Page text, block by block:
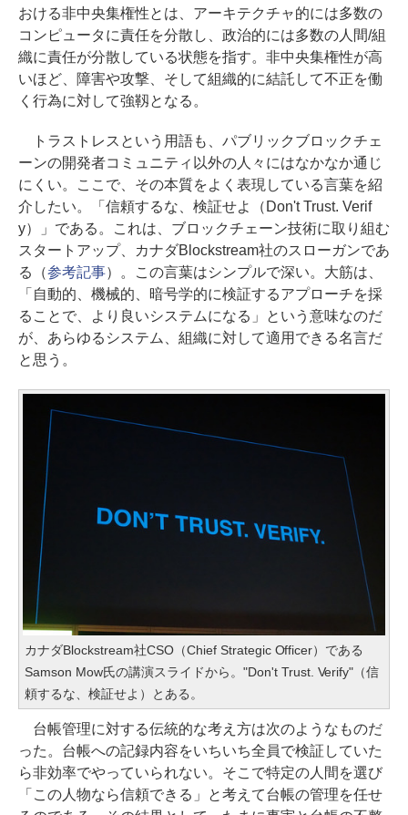
おける非中央集権性とは、アーキテクチャ的には多数の
コンピュータに責任を分散し、政治的には多数の人間/組
織に責任が分散している状態を指す。非中央集権性が高
いほど、障害や攻撃、そして組織的に結託して不正を働
く行為に対して強靱となる。
トラストレスという用語も、パブリックブロックチェ
ーンの開発者コミュニティ以外の人々にはなかなか通じ
にくい。ここで、その本質をよく表現している言葉を紹
介したい。「信頼するな、検証せよ（Don't Trust. Verif
y）」である。これは、ブロックチェーン技術に取り組む
スタートアップ、カナダBlockstream社のスローガンであ
る（参考記事）。この言葉はシンプルで深い。大筋は、
「自動的、機械的、暗号学的に検証するアプローチを採
ることで、より良いシステムになる」という意味なのだ
が、あらゆるシステム、組織に対して適用できる名言だ
と思う。
カナダBlockstream社CSO（Chief Strategic Officer）である
Samson Mow氏の講演スライドから。"Don't Trust. Verify"（信
頼するな、検証せよ）とある。
台帳管理に対する伝統的な考え方は次のようなものだ
った。台帳への記録内容をいちいち全員で検証していた
ら非効率でやっていられない。そこで特定の人間を選び
「この人物なら信頼できる」と考えて台帳の管理を任せ